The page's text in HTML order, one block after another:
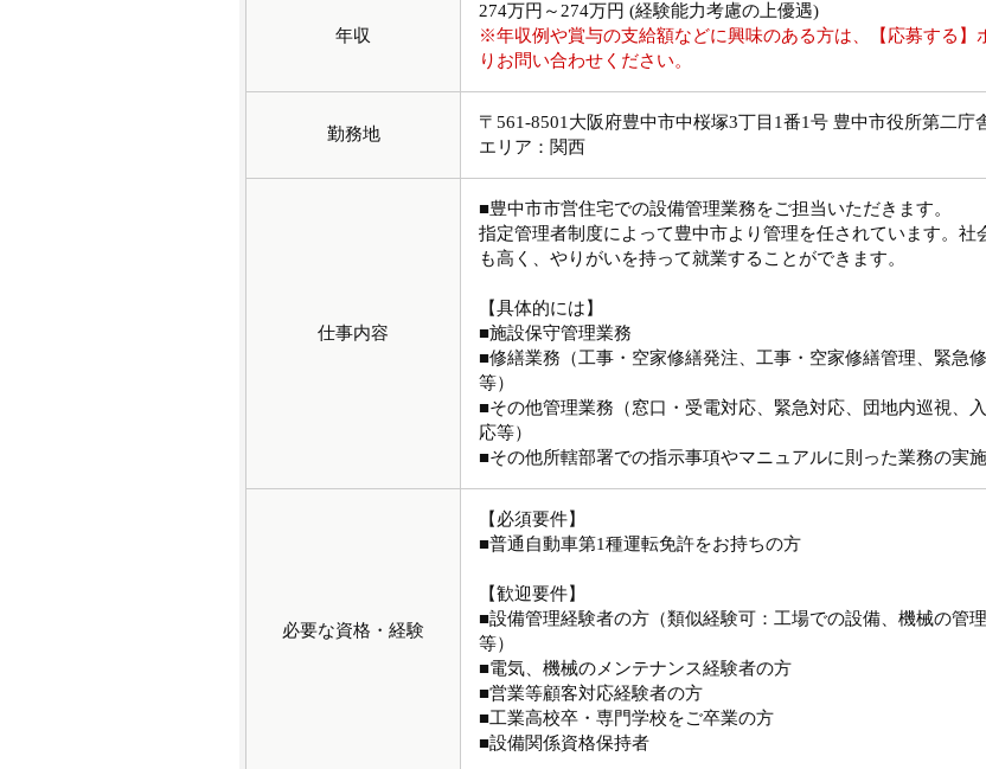
年収
274万円～274万円 (経験能力考慮の上優遇)
※年収例や賞与の支給額などに興味のある方は、【応募する】
りお問い合わせください。
勤務地
〒561-8501大阪府豊中市中桜塚3丁目1番1号 豊中市役所第二庁
エリア：関西
仕事内容
■豊中市市営住宅での設備管理業務をご担当いただきます。
指定管理者制度によって豊中市より管理を任されています。社
も高く、やりがいを持って就業することができます。
【具体的には】
■施設保守管理業務
■修繕業務（工事・空家修繕発注、工事・空家修繕管理、緊急
等）
■その他管理業務（窓口・受電対応、緊急対応、団地内巡視、
応等）
■その他所轄部署での指示事項やマニュアルに則った業務の実施
必要な資格・経験
【必須要件】
■普通自動車第1種運転免許をお持ちの方
【歓迎要件】
■設備管理経験者の方（類似経験可：工場での設備、機械の管
等）
■電気、機械のメンテナンス経験者の方
■営業等顧客対応経験者の方
■工業高校卒・専門学校をご卒業の方
■設備関係資格保持者